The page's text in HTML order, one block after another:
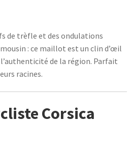
de trèfle et des ondulations
: ce maillot est un clin d’œil
de la région. Parfait
racines.
Corsica